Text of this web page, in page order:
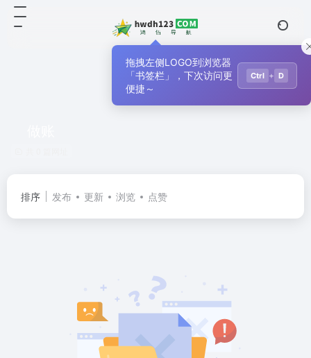
排序 发布 更新 浏览 点赞
拖拽左侧LOGO到浏览器
「书签栏」，下次访问更
便捷～
Ctrl + D